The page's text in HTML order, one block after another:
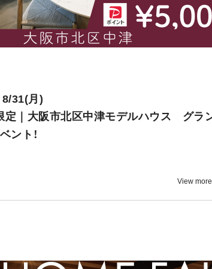
31(月)
限定｜大阪市北区中津モデルハウス グラ
ント！
View more